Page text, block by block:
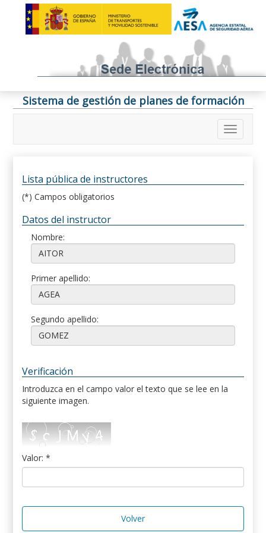
Sistema de gestión de planes de formación
Lista pública de instructores
(*) Campos obligatorios
Datos del instructor
Nombre:
Primer apellido:
Segundo apellido:
Verificación
Introduzca en el campo valor el texto que se lee en la
siguiente imagen.
Valor: *
Volver